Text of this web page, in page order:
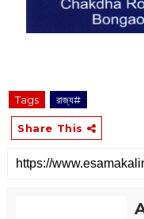
Tags রাজ্য#
Share This